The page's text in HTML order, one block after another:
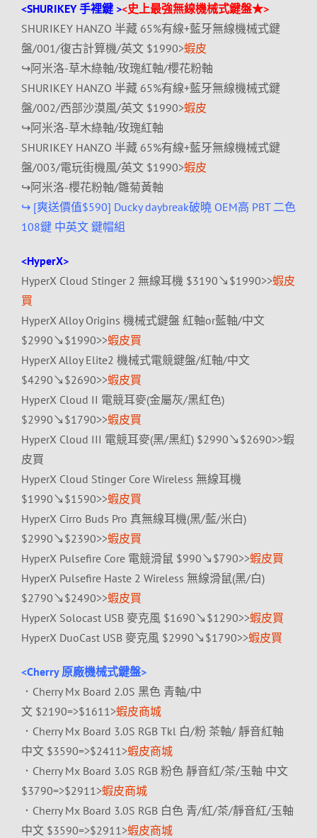
<SHURIKEY 手裡鍵 ><史上最強無線機械式鍵盤★>
SHURIKEY HANZO 半藏 65%有線+藍牙無線機械式鍵
盤/001/復古計算機/英文 $1990>蝦皮
↪阿米洛-草木綠軸/玫瑰紅軸/櫻花粉軸
SHURIKEY HANZO 半藏 65%有線+藍牙無線機械式鍵
盤/002/西部沙漠風/英文 $1990>蝦皮
↪阿米洛-草木綠軸/玫瑰紅軸
SHURIKEY HANZO 半藏 65%有線+藍牙無線機械式鍵
盤/003/電玩街機風/英文 $1990>蝦皮
↪阿米洛-櫻花粉軸/雛菊黃軸
↪ [爽送價值$590] Ducky daybreak破曉 OEM高 PBT 二色
108鍵 中英文 鍵帽組
<HyperX>
HyperX Cloud Stinger 2 無線耳機 $3190↘$1990>>蝦皮
買
HyperX Alloy Origins 機械式鍵盤 紅軸or藍軸/中文
$2990↘$1990>>蝦皮買
HyperX Alloy Elite2 機械式電競鍵盤/紅軸/中文
$4290↘$2690>>蝦皮買
HyperX Cloud II 電競耳麥(金屬灰/黑紅色)
$2990↘$1790>>蝦皮買
HyperX Cloud III 電競耳麥(黑/黑紅) $2990↘$2690>>蝦
皮買
HyperX Cloud Stinger Core Wireless 無線耳機
$1990↘$1590>>蝦皮買
HyperX Cirro Buds Pro 真無線耳機(黑/藍/米白)
$2990↘$2390>>蝦皮買
HyperX Pulsefire Core 電競滑鼠 $990↘$790>>蝦皮買
HyperX Pulsefire Haste 2 Wireless 無線滑鼠(黑/白)
$2790↘$2490>>蝦皮買
HyperX Solocast USB 麥克風 $1690↘$1290>>蝦皮買
HyperX DuoCast USB 麥克風 $2990↘$1790>>蝦皮買
<Cherry 原廠機械式鍵盤>
．Cherry Mx Board 2.0S 黑色 青軸/中
文 $2190=>$1611>蝦皮商城
．Cherry Mx Board 3.0S RGB Tkl 白/粉 茶軸/ 靜音紅軸
中文 $3590=>$2411>蝦皮商城
．Cherry Mx Board 3.0S RGB 粉色 靜音紅/茶/玉軸 中文
$3790=>$2911>蝦皮商城
．Cherry Mx Board 3.0S RGB 白色 青/紅/茶/靜音紅/玉軸
中文 $3590=>$2911>蝦皮商城